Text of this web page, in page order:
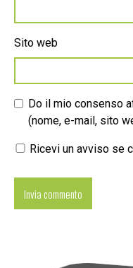
Sito web
Do il mio consenso
(nome, e-mail, sito
Ricevi un avviso se